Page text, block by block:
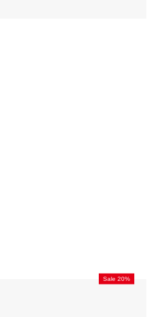
Sale 20%